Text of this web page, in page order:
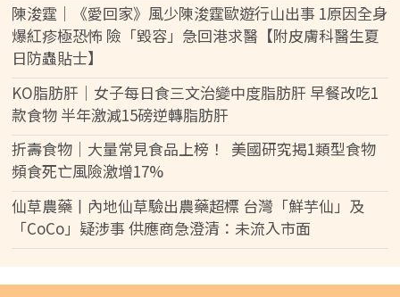
陳浚霆｜《愛回家》風少陳浚霆歐遊行山出事 1原因全身
爆紅疹極恐怖 險「毀容」急回港求醫【附皮膚科醫生夏
日防蟲貼士】
KO脂肪肝｜女子每日食三文治變中度脂肪肝 早餐改吃1
款食物 半年激減15磅逆轉脂肪肝
折壽食物｜大量常見食品上榜！ 美國研究揭1類型食物
頻食死亡風險激增17%
仙草農藥丨內地仙草驗出農藥超標 台灣「鮮芋仙」及
「CoCo」疑涉事 供應商急澄清：未流入市面